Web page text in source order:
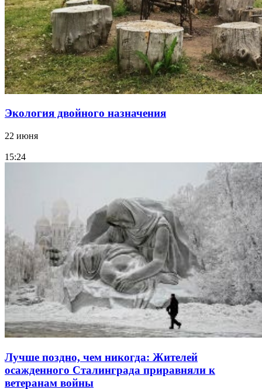
Экология двойного назначения
22 июня
15:24
Лучше поздно, чем никогда: Жителей
осажденного Сталинграда приравняли к
ветеранам войны